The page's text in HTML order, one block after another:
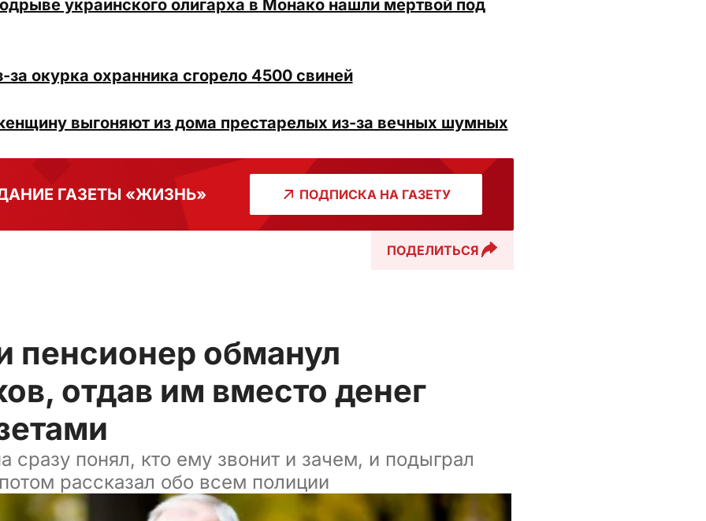
украинского олигарха в Монако нашли мертвой под
окурка охранника сгорело 4500 свиней
выгоняют из дома престарелых из-за вечных шумных
ГАЗЕТЫ «ЖИЗНЬ» ПОДПИСКА НА ГАЗЕТУ
ПОДЕЛИТЬСЯ
пенсионер обманул
отдав им вместо денег
понял, кто ему звонит и зачем, и подыграл
рассказал обо всем полиции